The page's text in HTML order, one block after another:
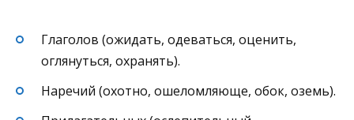
Глаголов (ожидать, одеваться, оценить,
оглянуться, охранять).
Наречий (охотно, ошеломляюще, обок, оземь).